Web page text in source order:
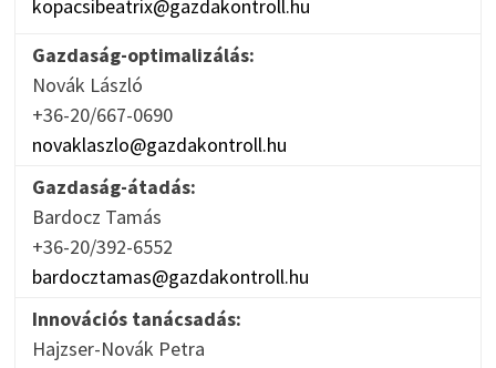
kopacsibeatrix@gazdakontroll.hu
Gazdaság-optimalizálás:
Novák László
+36-20/667-0690
novaklaszlo@gazdakontroll.hu
Gazdaság-átadás:
Bardocz Tamás
+36-20/392-6552
bardocztamas@gazdakontroll.hu
Innovációs tanácsadás:
Hajzser-Novák Petra